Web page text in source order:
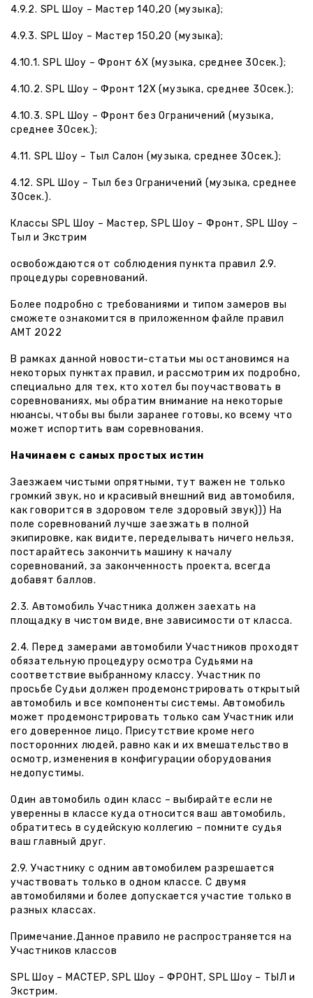
4.9.2. SPL Шоу – Мастер 140,20 (музыка);
4.9.3. SPL Шоу – Мастер 150,20 (музыка);
4.10.1.SPL Шоу – Фронт 6Х (музыка, среднее 30сек.);
4.10.2.SPL Шоу – Фронт 12Х (музыка, среднее 30сек.);
4.10.3.SPL Шоу – Фронт без Ограничений (музыка,
среднее 30сек.);
4.11. SPL Шоу – Тыл Салон (музыка, среднее 30сек.);
4.12. SPL Шоу – Тыл без Ограничений (музыка, среднее
30сек.).
Классы SPL Шоу – Мастер,SPL Шоу – Фронт, SPL Шоу –
Тыл и Экстрим
освобождаются от соблюдения пункта правил 2.9.
процедуры соревнований.
Более подробно с требованиями и типом замеров вы
сможете ознакомится в приложенном файле правил
АМТ 2022
В рамках данной новости-статьи мы остановимся на
некоторых пунктах правил, и рассмотрим их подробно,
специально для тех, кто хотел бы поучаствовать в
соревнованиях, мы обратим внимание на некоторые
нюансы, чтобы вы были заранее готовы, ко всему что
может испортить вам соревнования.
Начинаем с самых простых истин
Заезжаем чистыми опрятными, тут важен не только
громкий звук, но и красивый внешний вид автомобиля,
как говорится в здоровом теле здоровый звук))) На
поле соревнований лучше заезжать в полной
экипировке, как видите, переделывать ничего нельзя,
постарайтесь закончить машину к началу
соревнований, за законченность проекта, всегда
добавят баллов.
2.3. Автомобиль Участника должен заехать на
площадку в чистом виде, вне зависимости от класса.
2.4. Перед замерами автомобили Участников проходят
обязательную процедуру осмотра Судьями на
соответствие выбранному классу. Участник по
просьбе Судьи должен продемонстрировать открытый
автомобиль и все компоненты системы. Автомобиль
может продемонстрировать только сам Участник или
его доверенное лицо. Присутствие кроме него
посторонних людей, равно как и их вмешательство в
осмотр, изменения в конфигурации оборудования
недопустимы.
Один автомобиль один класс – выбирайте если не
уверенны в классе куда относится ваш автомобиль,
обратитесь в судейскую коллегию – помните судья
ваш главный друг.
2.9. Участнику с одним автомобилем разрешается
участвовать только в одном классе. С двумя
автомобилями и более допускается участие только в
разных классах.
Примечание.Данное правило не распространяется на
Участников классов
SPL Шоу – МАСТЕР, SPL Шоу – ФРОНТ, SPL Шоу – ТЫЛ и
Экстрим.